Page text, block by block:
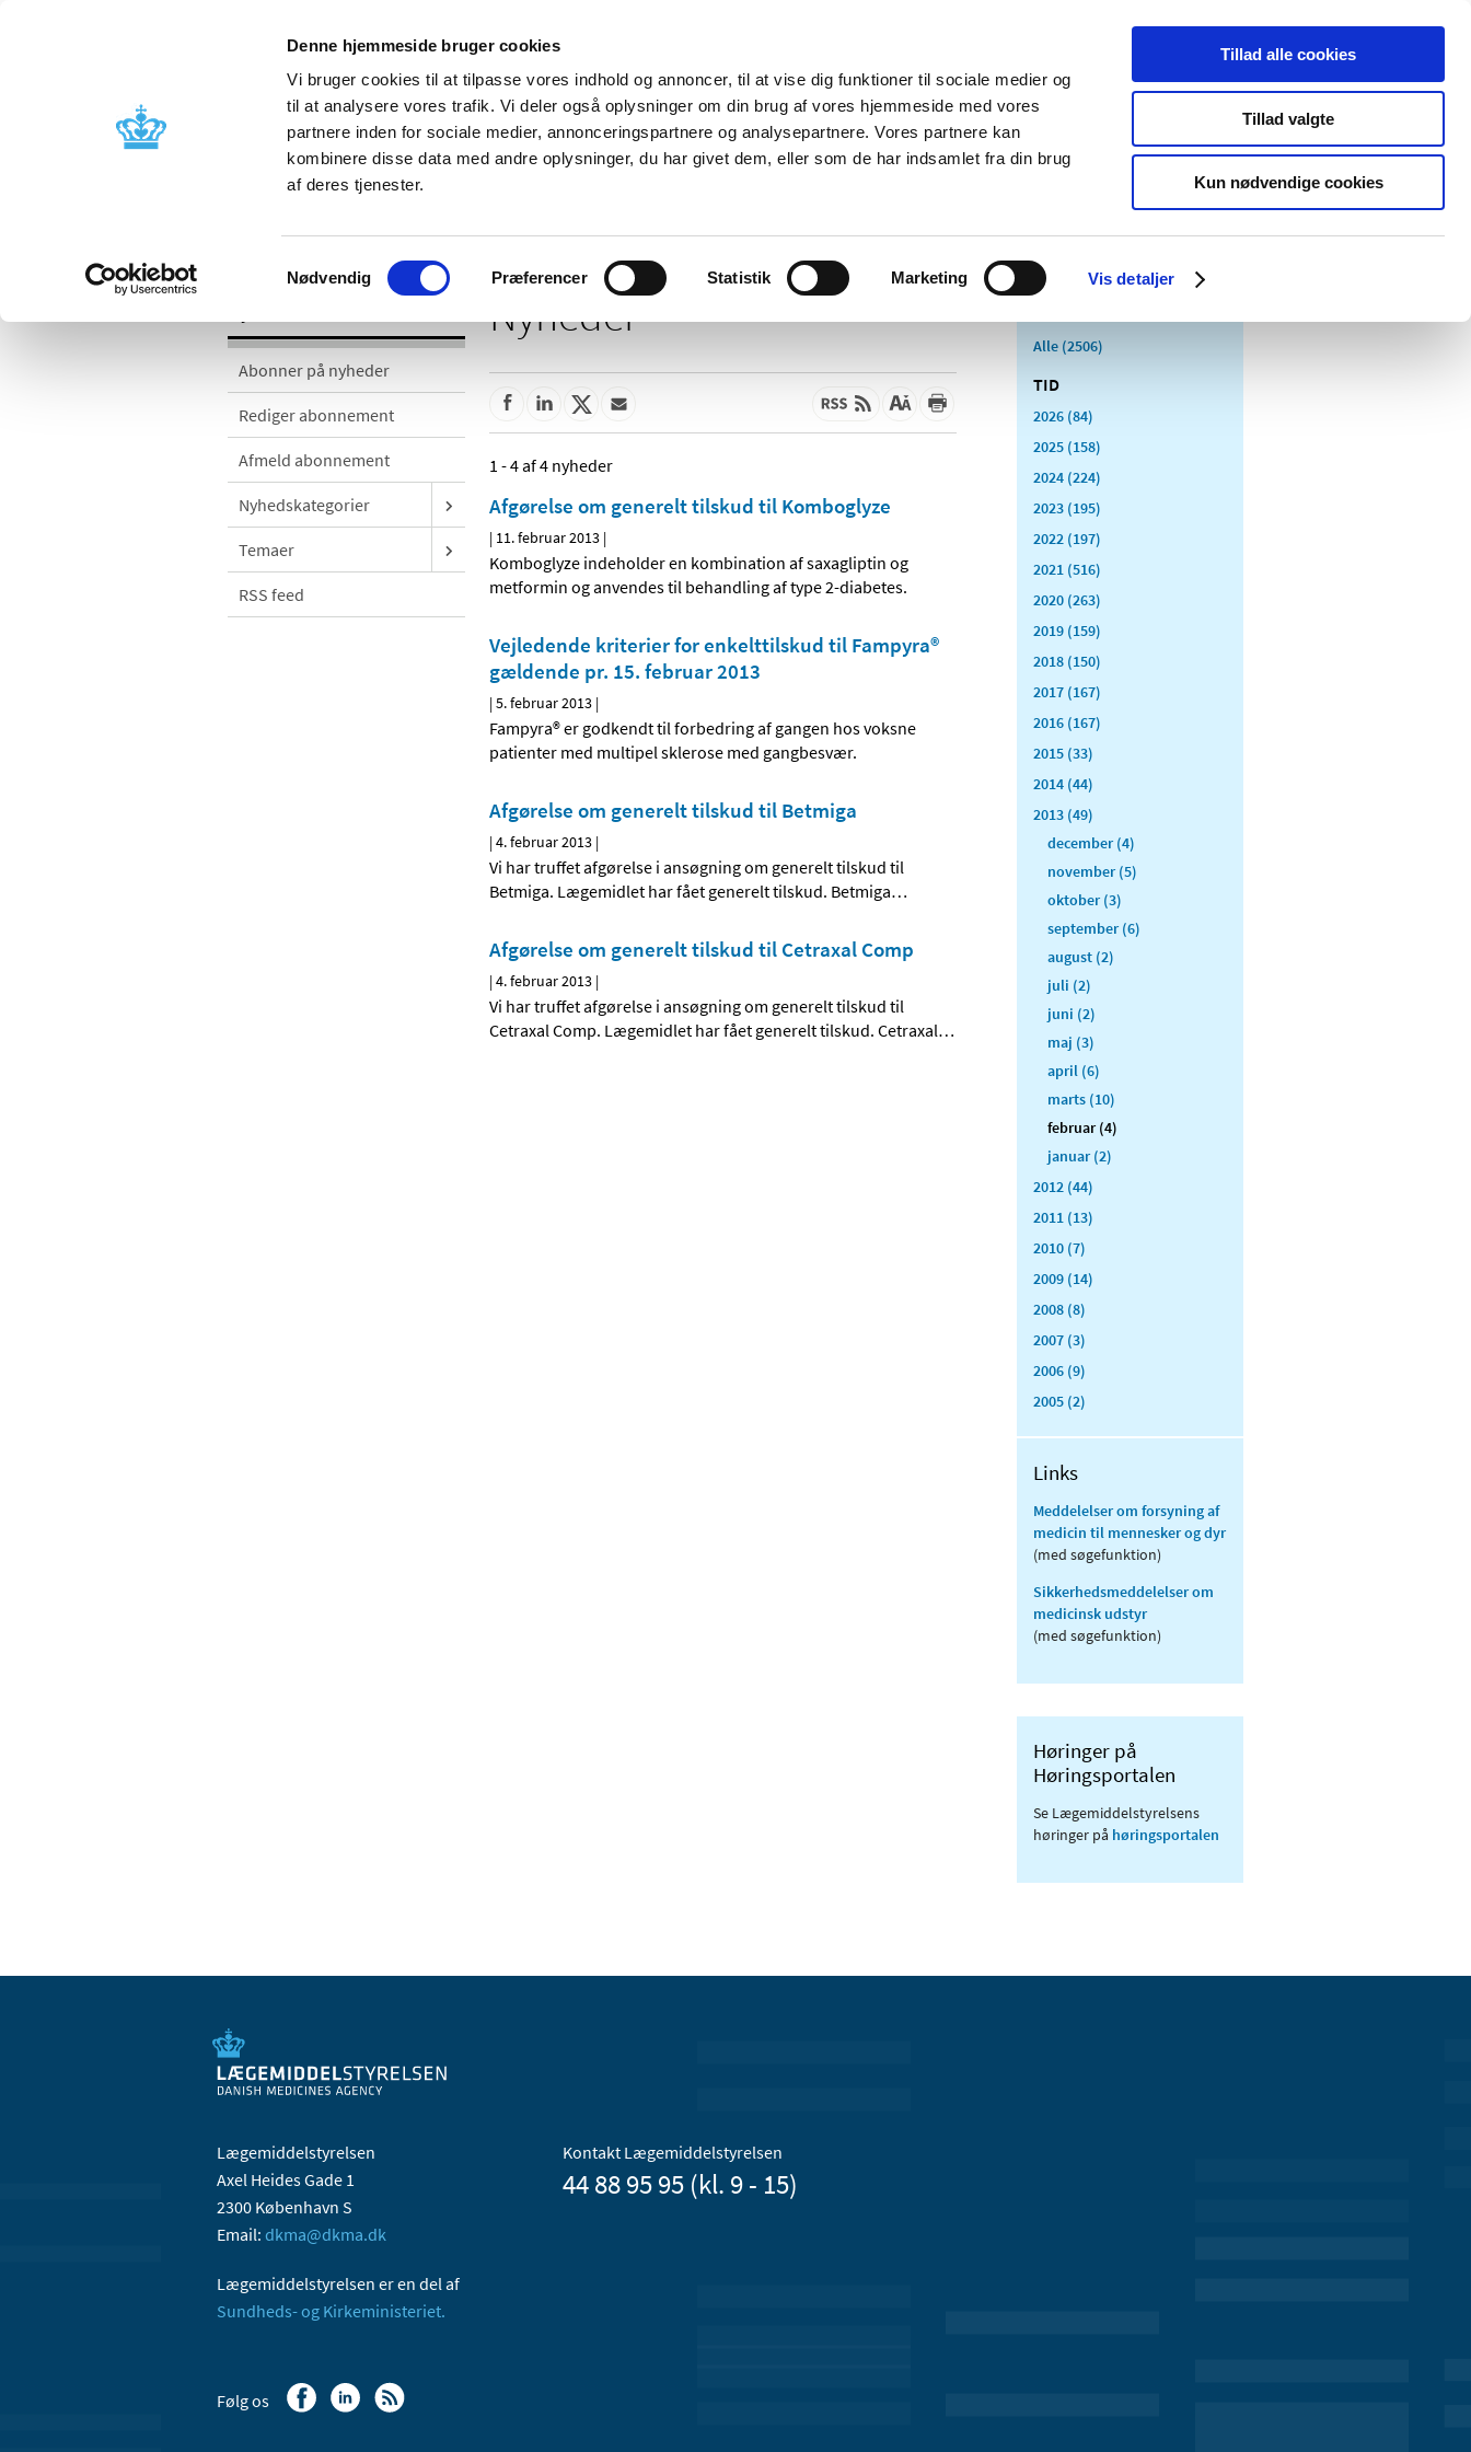
Denne hjemmeside bruger cookies
Vi bruger cookies til at tilpasse vores indhold og annoncer, til at vise dig funktioner til sociale medier og
til at analysere vores trafik. Vi deler også oplysninger om din brug af vores hjemmeside med vores
partnere inden for sociale medier, annonceringspartnere og analysepartnere. Vores partnere kan
kombinere disse data med andre oplysninger, du har givet dem, eller som de har indsamlet fra din brug
af deres tjenester.
Samtykkevalg
Nødvendig Præferencer Statistik Marketing Vis detaljer
Tillad alle cookies
Tillad valgte
Kun nødvendige cookies
Nyheder Om os Kontakt Udgivelser
Godkendelse og
Bivirkninger og
produktinformation
Tilskud og
Apoteker og salg af
Medicinsk
Særlige
produktområder
Abonner på nyheder
Rediger abonnement
Afmeld abonnement
Nyhedskategorier
Temaer
RSS feed
Nyheder
1 - 4 af 4 nyheder
Afgørelse om generelt tilskud til Komboglyze
| 11. februar 2013 |
Komboglyze indeholder en kombination af saxagliptin og
metformin og anvendes til behandling af type 2-diabetes.
Vejledende kriterier for enkelttilskud til Fampyra®
gældende pr. 15. februar 2013
|5. februar 2013 |
Fampyra® er godkendt til forbedring af gangen hos voksne
patienter med multipel sklerose med gangbesvær.
Afgørelse om generelt tilskud til Betmiga
|4. februar 2013 |
Vi har truffet afgørelse i ansøgning om generelt tilskud til
Betmiga. Lægemidlet har fået generelt tilskud. Betmiga…
Afgørelse om generelt tilskud til Cetraxal Comp
|4. februar 2013 |
Vi har truffet afgørelse i ansøgning om generelt tilskud til
Cetraxal Comp. Lægemidlet har fået generelt tilskud. Cetraxal…
Alle (2506)
TID
2026 (84)
2025 (158)
2024 (224)
2023 (195)
2022 (197)
2021 (516)
2020 (263)
2019 (159)
2018 (150)
2017 (167)
2016 (167)
2015 (33)
2014 (44)
2013 (49)
december (4)
november (5)
oktober (3)
september (6)
august (2)
juli (2)
juni (2)
maj (3)
april (6)
marts (10)
februar (4)
januar (2)
2012 (44)
2011 (13)
2010 (7)
2009 (14)
2008 (8)
2007 (3)
2006 (9)
2005 (2)
Links
Meddelelser om forsyning af
medicin til mennesker og dyr
(med søgefunktion)
Sikkerhedsmeddelelser om
medicinsk udstyr
(med søgefunktion)
Høringer på
Høringsportalen
Se Lægemiddelstyrelsens
høringer på høringsportalen
Lægemiddelstyrelsen
Axel Heides Gade 1
2300 København S
Email: dkma@dkma.dk
Lægemiddelstyrelsen er en del af
Sundheds- og Kirkeministeriet.
Kontakt Lægemiddelstyrelsen
44 88 95 95 (kl. 9 - 15)
Følg os